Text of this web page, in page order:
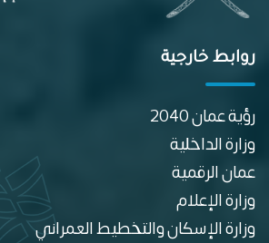
روابط خارجية
رؤية عمان 2040
وزارة الداخلية
عمان الرقمية
وزارة الإعلام
وزارة الإسكان والتخطيط العمراني